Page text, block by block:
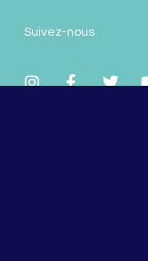
Suivez-nous